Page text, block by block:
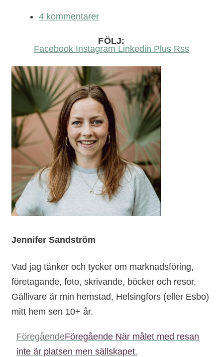
4 kommentarer
FÖLJ:
Facebook Instagram Linkedin Plus Rss
Jennifer Sandström
Vad jag tänker och tycker om marknadsföring,
företagande, foto, skrivande, böcker och resor.
Gällivare är min hemstad, Helsingfors (eller Esbo)
mitt hem sen 10+ år.
FöregåendeFöregående När målet med resan
inte är platsen men sällskapet.